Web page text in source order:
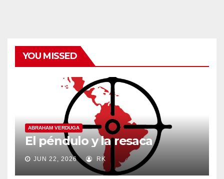
YOU MISSED
ABRAHAM VERDUGA
El péndulo y la resaca
JUN 22, 2026 RK